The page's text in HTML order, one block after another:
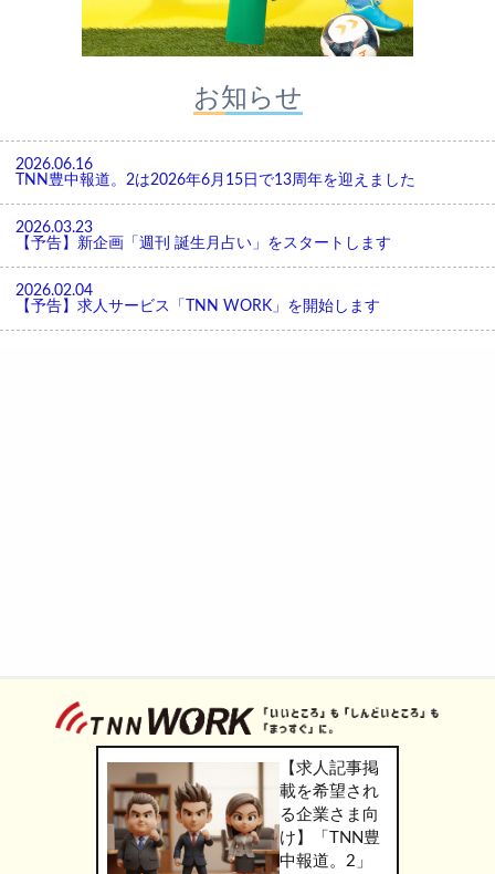
お知らせ
2026.06.16
TNN豊中報道。2は2026年6月15日で13周年を迎えました
2026.03.23
【予告】新企画「週刊 誕生月占い」をスタートします
2026.02.04
【予告】求人サービス「TNN WORK」を開始します
【求人記事掲
載を希望され
る企業さま向
け】「TNN豊
中報道。2」